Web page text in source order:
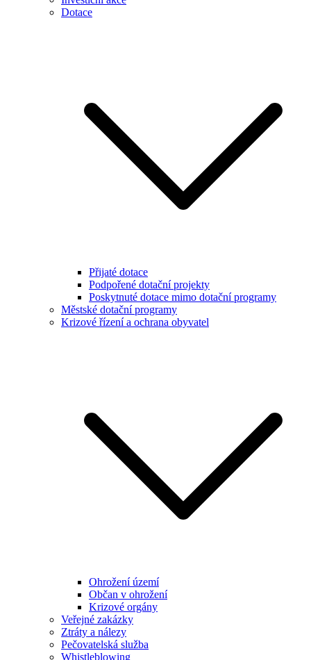
Dotace
Přijaté dotace
Podpořené dotační projekty
Poskytnuté dotace mimo dotační programy
Městské dotační programy
Krizové řízení a ochrana obyvatel
Ohrožení území
Občan v ohrožení
Krizové orgány
Veřejné zakázky
Ztráty a nálezy
Pečovatelská služba
Whistleblowing